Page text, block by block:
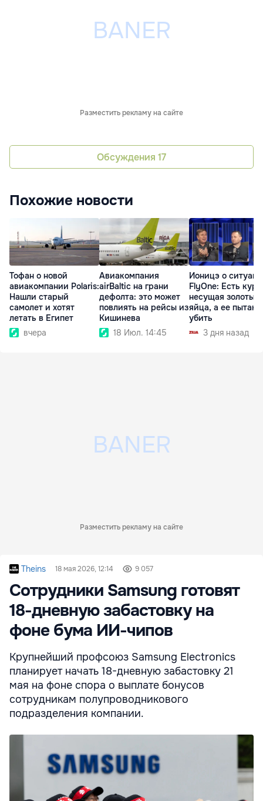
Разместить рекламу на сайте
Обсуждения 17
Похожие новости
Тофан о новой
авиакомпании Polaris:
Нашли старый
самолет и хотят
летать в Египет
вчера
Авиакомпания
airBaltic на грани
дефолта: это может
повлиять на рейсы из
Кишинева
18 Июл. 14:45
Ионицэ о
FlyOne: Есть
несущая золотые
яйца, а ее
убить
3 дня назад
Разместить рекламу на сайте
Theins 18 мая 2026, 12:14 9 057
Сотрудники Samsung готовят
18-дневную забастовку на
фоне бума ИИ-чипов
Крупнейший профсоюз Samsung Electronics
планирует начать 18-дневную забастовку 21
мая на фоне спора о выплате бонусов
сотрудникам полупроводникового
подразделения компании.